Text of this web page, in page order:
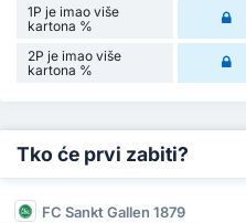
1P je imao više
kartona %
2P je imao više
kartona %
Tko će prvi zabiti?
FC Sankt Gallen 1879